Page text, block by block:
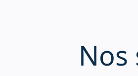
Nos